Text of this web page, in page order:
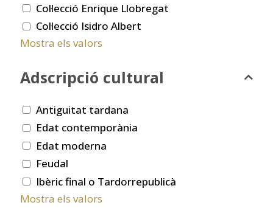
Col·lecció Enrique Llobregat
Col·lecció Isidro Albert
Mostra els valors
Adscripció cultural
Antiguitat tardana
Edat contemporània
Edat moderna
Feudal
Ibèric final o Tardorrepublicà
Mostra els valors